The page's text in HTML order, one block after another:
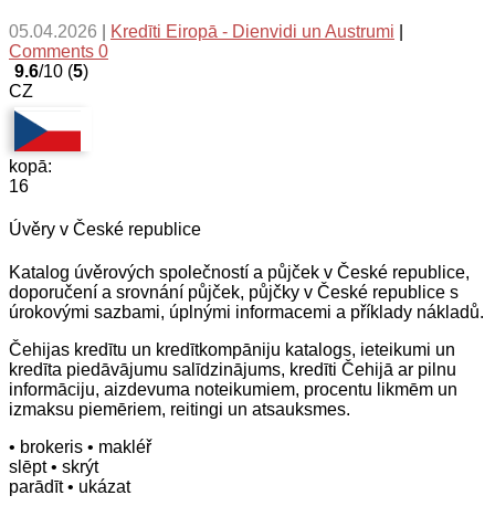
05.04.2026 Kredīti Eiropā - Dienvidi un Austrumi
Comments 0
9.6/10 (5)
CZ
kopā:
16
Úvěry v České republice
Katalog úvěrových společností a půjček v České republice,
doporučení a srovnání půjček, půjčky v České republice s
úrokovými sazbami, úplnými informacemi a příklady nákladů.
Čehijas kredītu un kredītkompāniju katalogs, ieteikumi un
kredīta piedāvājumu salīdzinājums, kredīti Čehijā ar pilnu
informāciju, aizdevuma noteikumiem, procentu likmēm un
izmaksu piemēriem, reitingi un atsauksmes.
• brokeris • makléř
slēpt• skrýt
parādīt• ukázat